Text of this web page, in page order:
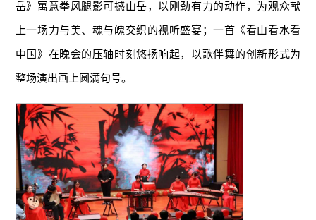
岳》寓意拳风腿影可撼山岳，以刚劲有力的动作，为观众献
上一场力与美、魂与魄交织的视听盛宴；一首《看山看水看
中国》在晚会的压轴时刻悠扬响起，以歌伴舞的创新形式为
整场演出画上圆满句号。